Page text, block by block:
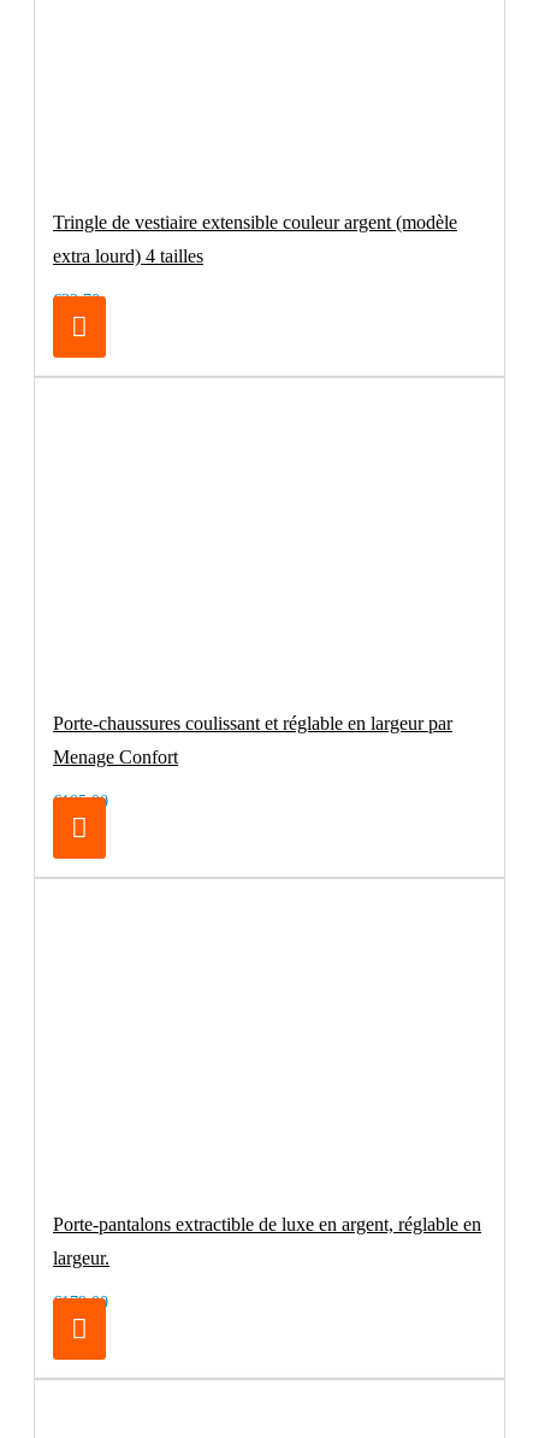
Tringle de vestiaire extensible couleur argent (modèle
extra lourd) 4 tailles
€32.70
Porte-chaussures coulissant et réglable en largeur par
Menage Confort
€105.00
Porte-pantalons extractible de luxe en argent, réglable en
largeur.
€179.00